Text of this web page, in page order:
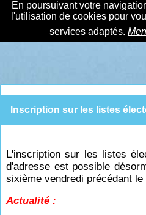
En poursuivant votre
l'utilisation de cookies pour
services adaptés.
Inscription sur les listes
L'inscription sur les listes
d'adresse est possible
sixième vendredi précédant
Actualité :